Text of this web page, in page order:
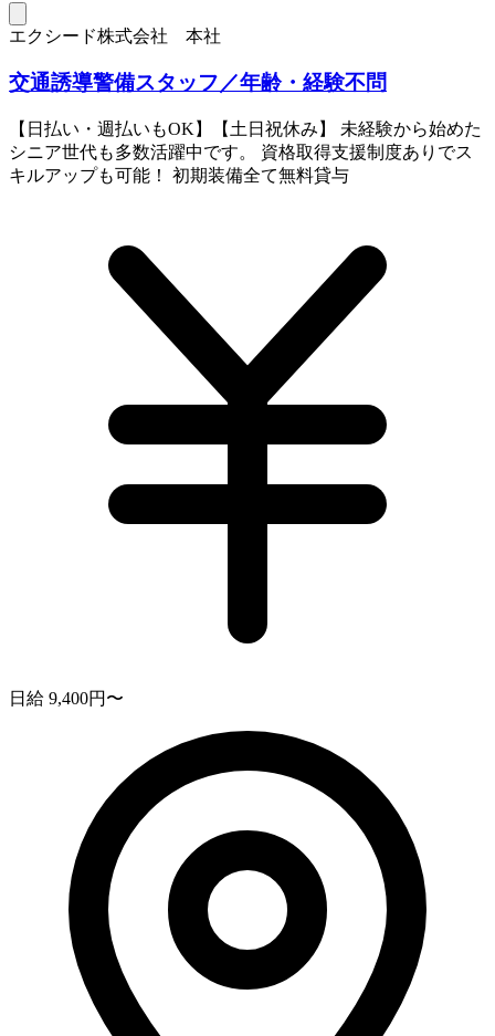
エクシード株式会社 本社
交通誘導警備スタッフ／年齢・経験不問
【日払い・週払いもOK】【土日祝休み】 未経験から始めた
シニア世代も多数活躍中です。 資格取得支援制度ありでス
キルアップも可能！ 初期装備全て無料貸与
日給 9,400円〜